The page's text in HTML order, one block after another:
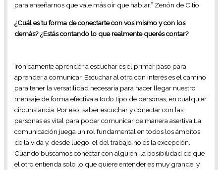
para enseñarnos que vale más oír que hablar.” Zenón de Citio
¿Cuál es tu forma de conectarte con vos mismo y con los
demás? ¿Estás contando lo que realmente querés contar?
Irónicamente aprender a escuchar es el primer paso para
aprender a comunicar. Escuchar al otro con interés es el camino
para tener la versatilidad necesaria para hacer llegar nuestro
mensaje de forma efectiva a todo tipo de personas, en cualquier
circunstancia. Por eso, saber escuchar y conectar con las
personas es vital para poder comunicar de manera asertiva.La
comunicación juega un rol fundamental en todos los ámbitos
de la vida y, desde luego, el del trabajo no es la excepción.
Cuando buscamos conectar con alguien, la posibilidad de que
el otro entienda solo lo que quiere entender es muy grande, y